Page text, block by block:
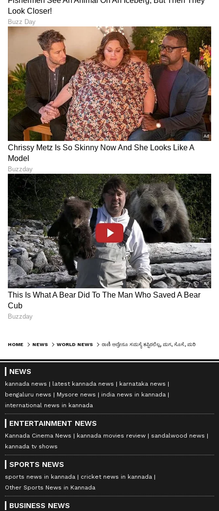
HOME NEWS WORLD NEWS
NEWS
kannada news latest kannada news
karnataka news
bengaluru news
Mysore news
india news in kannada
international news in kannada
ENTERTAINMENT NEWS
Kannada Cinema News kannada movies review
sandalwood news
kannada tv shows
SPORTS NEWS
sports news in kannada
cricket news in kannada
Other Sports News in Kannada
BUSINESS NEWS